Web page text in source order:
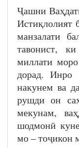
Ҷашни
Истиқлолият
манзалати
тавонист,
миллати
дорад.
накунем ва
рушди он
мекунам,
шодмонӣ
мо – тоҷикон